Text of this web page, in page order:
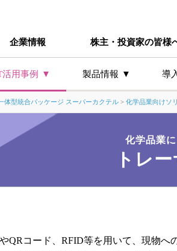
企業情報 株主・投資家の皆様
活用事例
理 検査工程と品質管
とデータ活用 帳票の受
製品情報
ム
導
体型統合パッケージ スーパーカクテル > 化学品業向けソ
化学品業
トレ
QRコード、RFID等を用いて、現物へ